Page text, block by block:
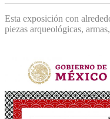
Esta exposición con
piezas arqueológicas,